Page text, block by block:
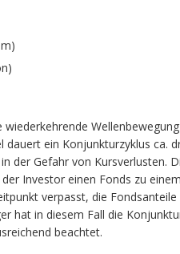
dauert ein Konjunkturzyklus ca.
der Gefahr von Kursverlusten.
Investor einen Fonds zu
verpasst, die
hat in diesem Fall die
beachtet.